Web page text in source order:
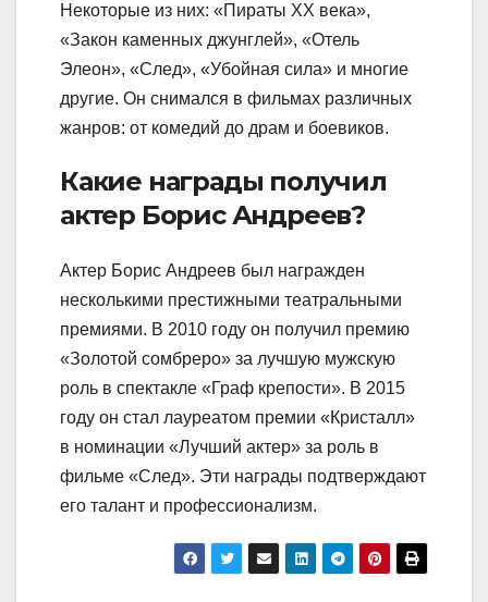
Некоторые из них: «Пираты XX века»,
«Закон каменных джунглей», «Отель
Элеон», «След», «Убойная сила» и многие
другие. Он снимался в фильмах различных
жанров: от комедий до драм и боевиков.
Какие награды получил
актер Борис Андреев?
Актер Борис Андреев был награжден
несколькими престижными театральными
премиями. В 2010 году он получил премию
«Золотой сомбреро» за лучшую мужскую
роль в спектакле «Граф крепости». В 2015
году он стал лауреатом премии «Кристалл»
в номинации «Лучший актер» за роль в
фильме «След». Эти награды подтверждают
его талант и профессионализм.